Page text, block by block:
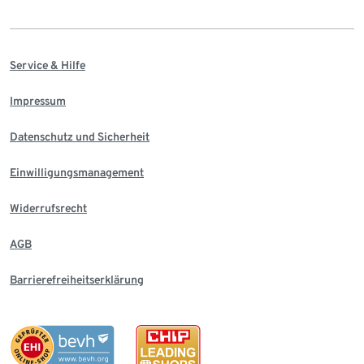
Service & Hilfe
Impressum
Datenschutz und Sicherheit
Einwilligungsmanagement
Widerrufsrecht
AGB
Barrierefreiheitserklärung